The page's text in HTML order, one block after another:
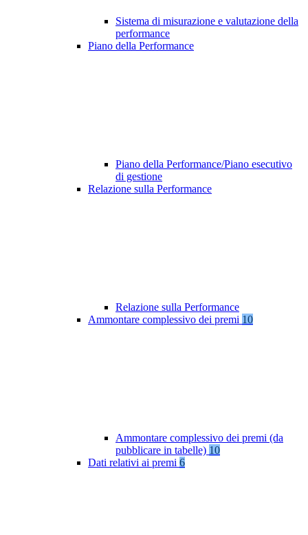
Sistema di misurazione e valutazione della
performance
Piano della Performance
Piano della Performance/Piano esecutivo
di gestione
Relazione sulla Performance
Relazione sulla Performance
Ammontare complessivo dei premi 10
Ammontare complessivo dei premi (da
pubblicare in tabelle) 10
Dati relativi ai premi 6